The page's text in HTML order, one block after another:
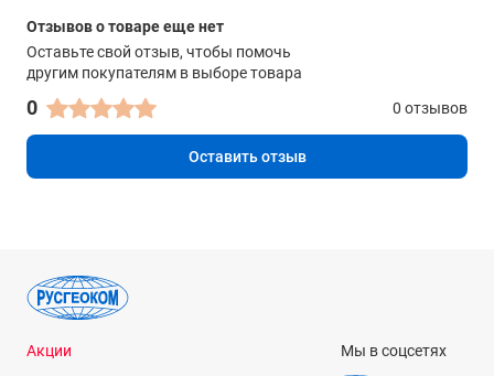
Отзывов о товаре еще нет
Оставьте свой отзыв, чтобы помочь
другим покупателям в выборе товара
0 0 отзывов
Оставить отзыв
Акции
Мы в соцсетях